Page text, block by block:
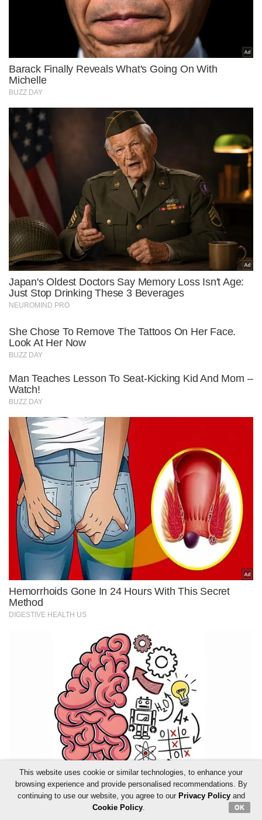
This website uses cookie or similar technologies, to enhance your
browsing experience and provide personalised recommendations. By
continuing to use our website, you agree to our Privacy Policyand
Cookie Policy. OK